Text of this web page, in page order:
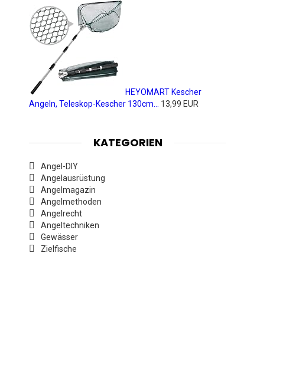
HEYOMART Kescher
Angeln, Teleskop-Kescher 130cm...
13,99 EUR
KATEGORIEN
Angel-DIY
Angelausrüstung
Angelmagazin
Angelmethoden
Angelrecht
Angeltechniken
Gewässer
Zielfische